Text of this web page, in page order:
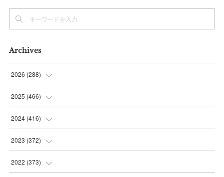
Archives
2026 (288)
(9)
(36
(37
(42
2025 (466)
(56
(37
(35
2024 (416)
(38
(39
2023 (372)
(31
2022 (373)